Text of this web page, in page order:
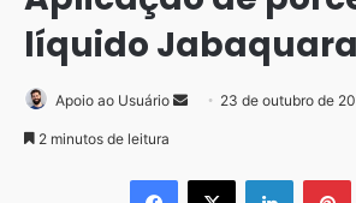
líquido Jabaquara
Apoio ao Usuário
Mande
mail
23 de outubro de
2 minutos de leitura
Facebook
X Linkedin